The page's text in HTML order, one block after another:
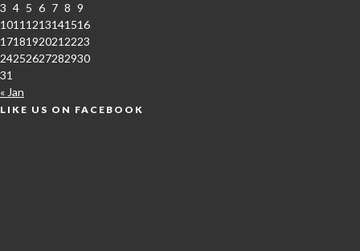
« Jan
3 4 5 6 7 8 9
10111213141516
17181920212223
24252627282930
31
LIKE US ON FACEBOOK